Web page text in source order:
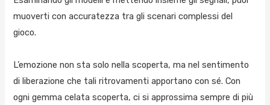
muoverti con accuratezza tra gli scenari complessi del
gioco.
L’emozione non sta solo nella scoperta, ma nel sentimento
di liberazione che tali ritrovamenti apportano con sé. Con
ogni gemma celata scoperta, ci si approssima sempre di più